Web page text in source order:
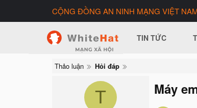
CỘNG ĐỒNG AN NINH MẠNG VIỆT
TIN TỨC
Thảo luận Hỏi đáp
T Máy